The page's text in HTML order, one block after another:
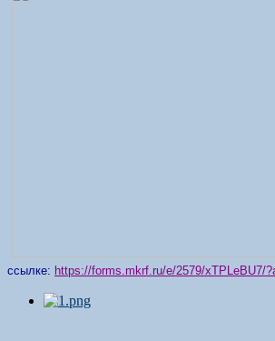
ссылке: https://forms.mkrf.ru/e/2579/xTPLeBU7/